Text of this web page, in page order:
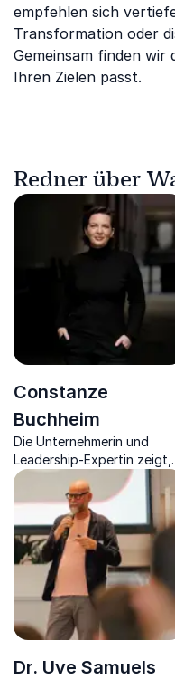
empfehlen sich
Transformation oder
Gemeinsam finden
Ihren Zielen passt.
Redner über
Constanze
Buchheim
Die Unternehmerin und
Leadership-Expertin zeigt,
wie die Führung von
aussieht.
Dr. Uve Samuels